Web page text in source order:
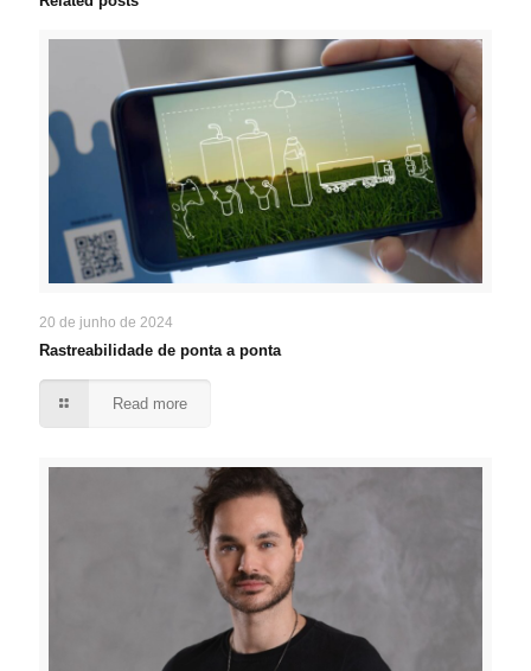
20 de junho de 2024
Rastreabilidade de ponta a ponta
Read more